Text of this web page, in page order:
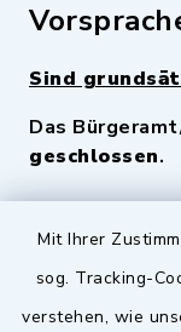
Mit Ihrer
sog. Tracking-
verstehen, wie
Sind
Das
geschlossen.
Quicklinks